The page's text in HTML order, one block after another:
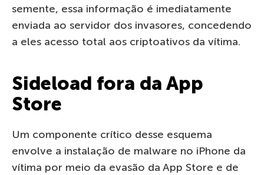
semente, essa informação é imediatamente
enviada ao servidor dos invasores, concedendo
a eles acesso total aos criptoativos da vítima.
Sideload fora da App
Store
Um componente crítico desse esquema
envolve a instalação de malware no iPhone da
vítima por meio da evasão da App Store e de